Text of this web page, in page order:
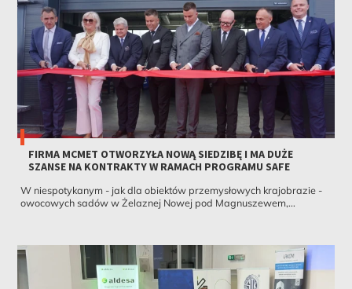
FIRMA MCMET OTWORZYŁA NOWĄ SIEDZIBĘ I MA DUŻE
SZANSE NA KONTRAKTY W RAMACH PROGRAMU SAFE
W niespotykanym - jak dla obiektów przemysłowych krajobrazie -
owocowych sadów w Żelaznej Nowej pod Magnuszewem,...